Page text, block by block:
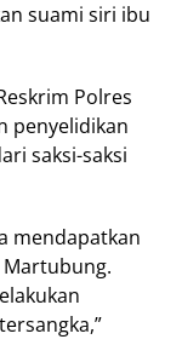
suami siri ibu
Polres
penyelidikan
saksi-saksi
mendapatkan